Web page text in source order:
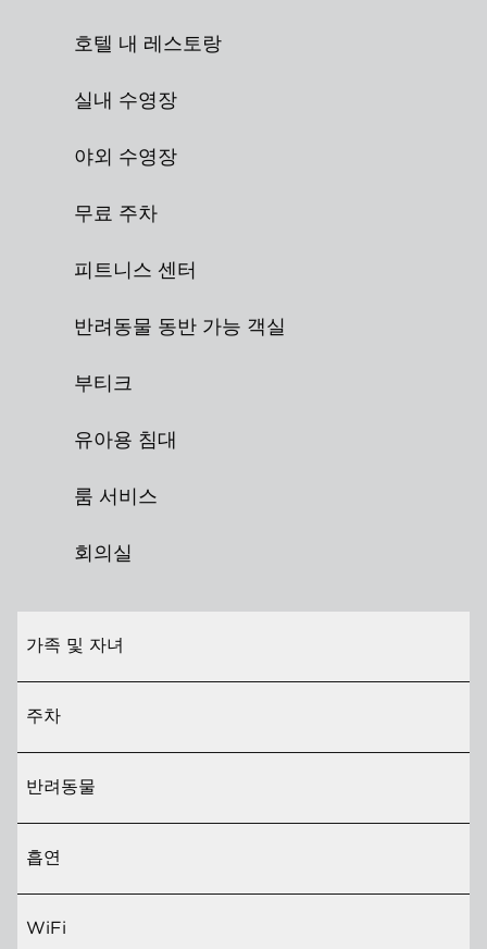
호텔 내 레스토랑
실내 수영장
야외 수영장
무료 주차
피트니스 센터
반려동물 동반 가능 객실
부티크
유아용 침대
룸 서비스
회의실
가족 및 자녀
주차
반려동물
흡연
WiFi